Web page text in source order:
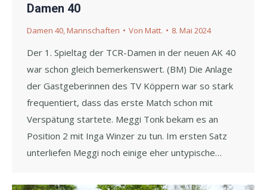
Damen 40
Damen 40,Mannschaften Von Matt. 8. Mai 2024
Der 1. Spieltag der TCR-Damen in der neuen AK 40
war schon gleich bemerkenswert. (BM) Die Anlage
der Gastgeberinnen des TV Köppern war so stark
frequentiert, dass das erste Match schon mit
Verspätung startete. Meggi Tonk bekam es an
Position 2 mit Inga Winzer zu tun. Im ersten Satz
unterliefen Meggi noch einige eher untypische…